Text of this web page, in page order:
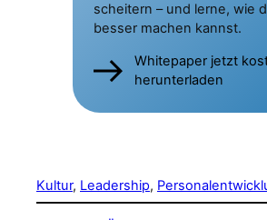
scheitern – und lerne, wie
besser machen kannst.
Whitepaper jetzt
herunterladen
Kultur, Leadership,